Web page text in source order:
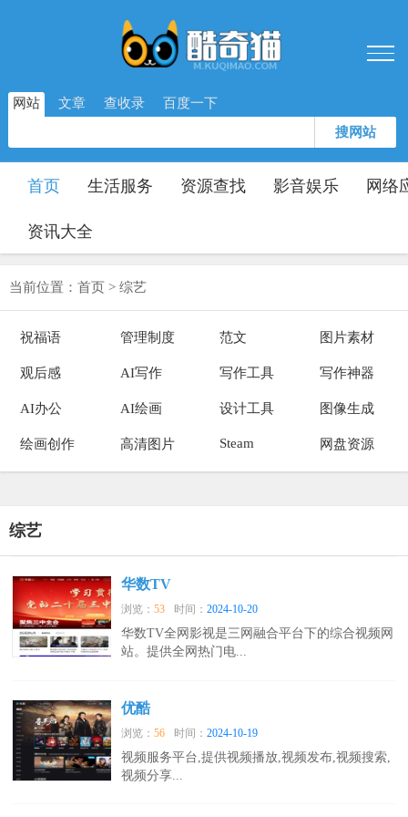
网站 文章 查收录 百度一下
搜网站
首页 生活服务 资源查找 影音娱乐 网络
资讯大全
当前位置： 首页 > 综艺
祝福语 管理制度 范文 图片素材
观后感 AI写作 写作工具 写作神器
AI办公 AI绘画 设计工具 图像生成
绘画创作 高清图片 Steam 网盘资源
综艺
华数TV
浏览：53 时间：2024-10-20
华数TV全网影视是三网融合平台下的综合视频网
站。提供全网热门电...
优酷
浏览：56 时间：2024-10-19
视频服务平台,提供视频播放,视频发布,视频搜索,
视频分享...